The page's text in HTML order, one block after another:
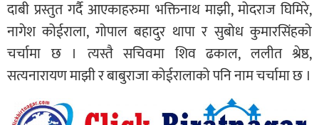
दाबी प्रस्तुत गर्दै आएकाहरुमा भक्तिनाथ माझी, मोदराज घिमिरे,
नागेश कोईराला, गोपाल बहादुर थापा र सुबोध कुमारसिंहको
चर्चामा छ । त्यस्तै सचिवमा शिव ढकाल, ललीत श्रेष्ठ,
सत्यनारायण माझी र बाबुराजा कोईरालाको पनि नाम चर्चामा छ ।